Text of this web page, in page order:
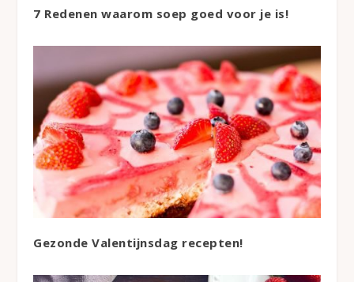
7 Redenen waarom soep goed voor je is!
Gezonde Valentijnsdag recepten!